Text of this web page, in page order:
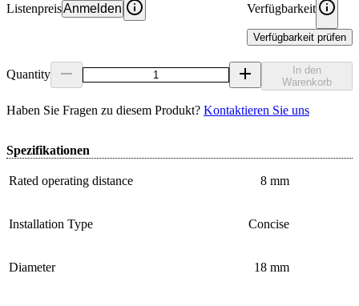
ListenpreisAnmelden Verfügbarkeit
Verfügbarkeit prüfen
Quantity
In den
Warenkorb
Haben Sie Fragen zu diesem Produkt? Kontaktieren Sie uns
Spezifikationen
Rated operating distance 8 mm
Installation Type Concise
Diameter 18 mm